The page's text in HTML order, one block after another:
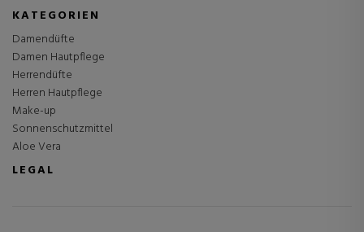
KATEGORIEN
Damendüfte
Damen Hautpflege
Herrendüfte
Herren Hautpflege
Make-up
Sonnenschutzmittel
Aloe Vera
LEGAL